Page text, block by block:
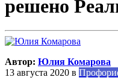
решено
Автор: Юлия Комарова
13 августа 2020 в